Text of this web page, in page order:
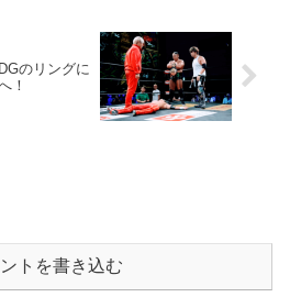
のリングに
！
トを書き込む